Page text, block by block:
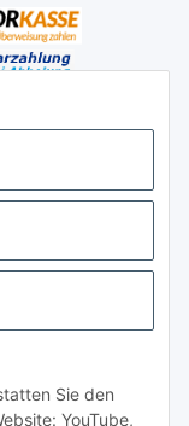
Sie den
YouTube,